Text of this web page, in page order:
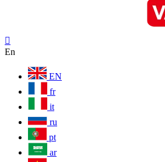

En
EN
fr
it
ru
pt
ar